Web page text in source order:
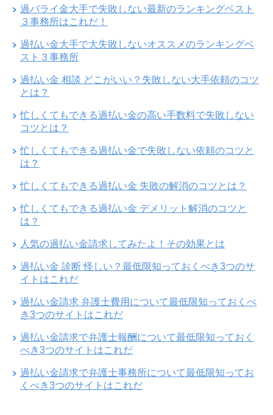
過バライ金大手で失敗しない最新のランキングベスト
３事務所はこれだ！
過払い金大手で大失敗しないオススメのランキングベ
スト３事務所
過払い金 相談 どこがいい？失敗しない大手依頼のコツ
とは？
忙しくてもできる過払い金の高い手数料で失敗しない
コツとは？
忙しくてもできる過払い金で失敗しない依頼のコツと
は？
忙しくてもできる過払い金 失敗の解消のコツとは？
忙しくてもできる過払い金 デメリット解消のコツと
は？
人気の過払い金請求してみたよ！その効果とは
過払い金 診断 怪しい？最低限知っておくべき3つのサ
イトはこれだ
過払い金請求 弁護士費用について最低限知っておくべ
き3つのサイトはこれだ
過払い金請求で弁護士報酬について最低限知っておく
べき3つのサイトはこれだ
過払い金請求で弁護士事務所について最低限知ってお
くべき3つのサイトはこれだ